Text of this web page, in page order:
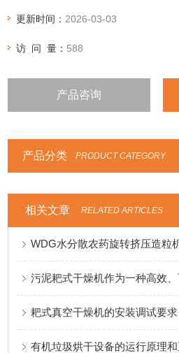
更新时间： 2026-03-03
访 问 量： 588
产品咨询
产品分类 PRODUCT CATEGORY
相关文章 RELATED ARTICLES
WDG水分散农药旋转挤压造粒
污泥耙式干燥机作为一种高效
耙式真空干燥机的安装调试要求
有机垃圾烘干设备的运行原理